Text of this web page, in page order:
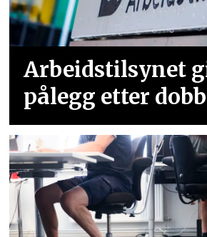
Arbeidstilsynet
pålegg etter